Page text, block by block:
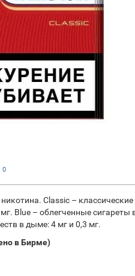
0
Classic –
Blue – облегченные
в дыме: 4 мг и 0,3 мг.
в Бирме)